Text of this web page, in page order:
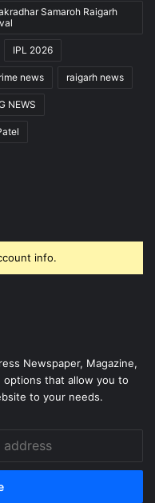
Samaroh Raigarh
IPL 2026
news raigarh news
NEWS
info.
Newspaper, Magazine,
options that allow you to
to your needs.